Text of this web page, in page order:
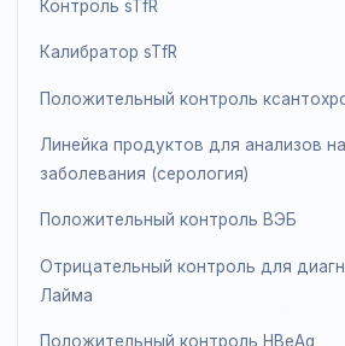
Высокочувствительный
Калибратор полного диапазона
Контроль цистатина С
Калибратор цистатина С
Калибратор цистатина С